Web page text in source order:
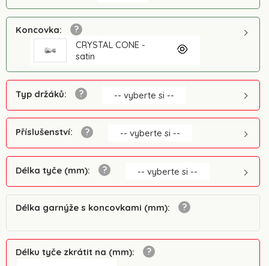
Koncovka:
CRYSTAL CONE -
satin
Typ držáků: -- vyberte si --
Příslušenství: -- vyberte si --
Délka tyče (mm): -- vyberte si --
Délka garnýže s koncovkami (mm):
Délku tyče zkrátit na (mm):